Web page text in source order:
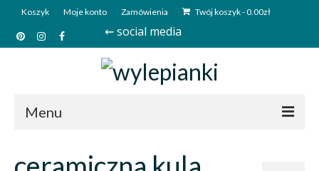
Koszyk Moje konto Zamówienia Twój koszyk-0.00zł
⇜ social media
Menu